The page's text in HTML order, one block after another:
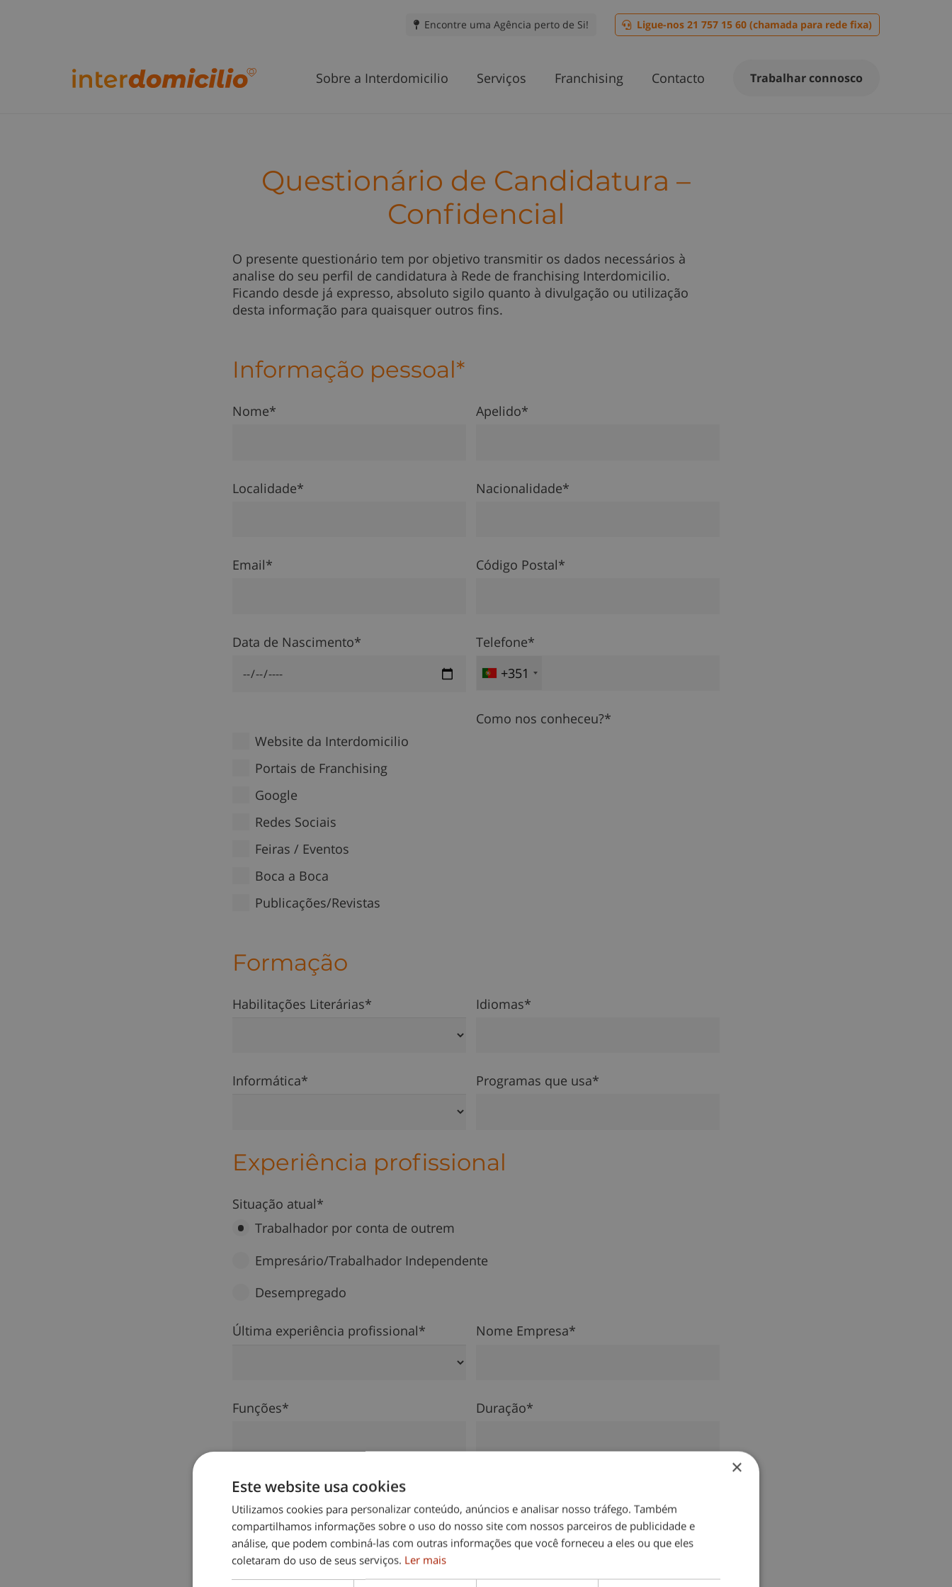
Encontre uma Agência perto de Si! Ligue-nos 21 757 15 60 (chamada para rede fixa)
Sobre a Interdomicilio Serviços Franchising Contacto Trabalhar connosco
Questionário de Candidatura –
Confidencial
O presente questionário tem por objetivo transmitir os dados necessários à
analise do seu perfil de candidatura à Rede de franchising Interdomicilio.
Ficando desde já expresso, absoluto sigilo quanto à divulgação ou utilização
desta informação para quaisquer outros fins.
Informação pessoal*
Nome*
Localidade*
Email*
Data de Nascimento*
Apelido*
Nacionalidade*
Código Postal*
Telefone*
+351
Como nos conheceu?*
Website da Interdomicilio
Portais de Franchising
Google
Redes Sociais
Feiras / Eventos
Boca a Boca
Publicações/Revistas
Formação
Habilitações Literárias*
Informática*
Idiomas*
Programas que usa*
Experiência profissional
Situação atual*
Trabalhador por conta de outrem
Empresário/Trabalhador Independente
Desempregado
Última experiência profissional*
Funções*
Sector/atividade*
Nome Empresa*
Duração*
Já teve uma experiência empresarial anterior?*
×
Este website usa cookies
Utilizamos cookies para personalizar conteúdo, anúncios e analisar nosso tráfego. Também
compartilhamos informações sobre o uso do nosso site com nossos parceiros de publicidade e
análise, que podem combiná-las com outras informações que você forneceu a eles ou que eles
coletaram do uso de seus serviços. Ler mais